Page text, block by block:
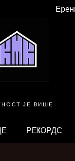
ЈЕ ВИШЕ
РЕKОРДС